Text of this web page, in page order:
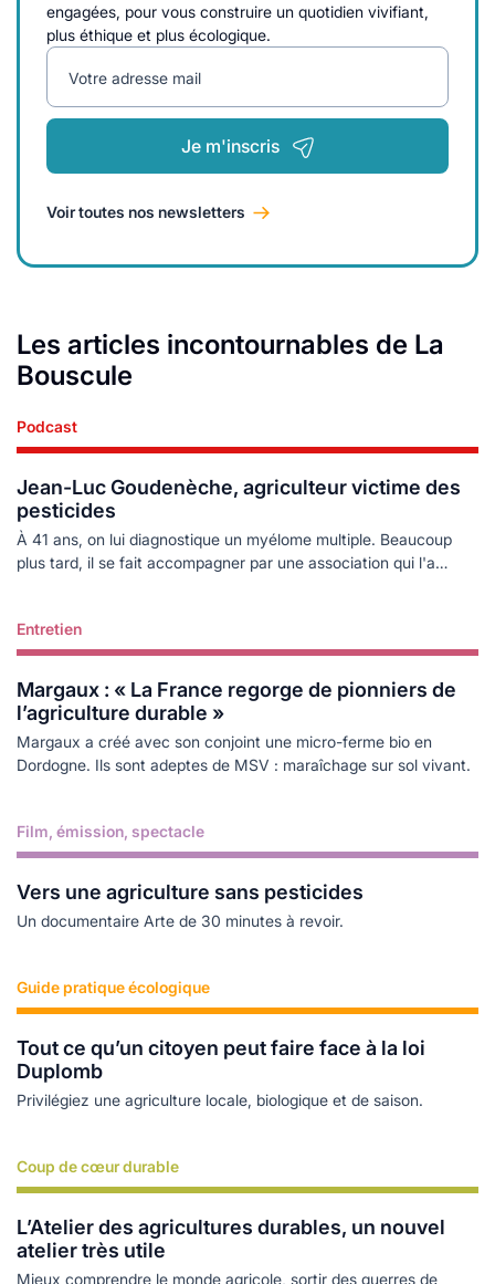
engagées, pour vous construire un quotidien vivifiant,
plus éthique et plus écologique.
Votre adresse mail
Je m'inscris
Voir toutes nos newsletters
Les articles incontournables de La
Bouscule
Podcast
Jean-Luc Goudenèche, agriculteur victime des
pesticides
À 41 ans, on lui diagnostique un myélome multiple. Beaucoup
plus tard, il se fait accompagner par une association qui l'a
Lire plus
Entretien
Margaux : « La France regorge de pionniers de
l’agriculture durable »
Margaux a créé avec son conjoint une micro-ferme bio en
Dordogne. Ils sont adeptes de MSV : maraîchage sur sol vivant.
Lire plus
Film, émission, spectacle
Vers une agriculture sans pesticides
Un documentaire Arte de 30 minutes à revoir.
Lire plus
Guide pratique écologique
Tout ce qu’un citoyen peut faire face à la loi
Duplomb
Privilégiez une agriculture locale, biologique et de saison.
Lire plus
Coup de cœur durable
L’Atelier des agricultures durables, un nouvel
atelier très utile
Mieux comprendre le monde agricole, sortir des guerres de
Lire plus